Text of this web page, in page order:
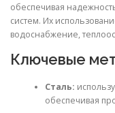
обеспечивая
систем. Их
водоснабжение,
Ключевые
Сталь:
обеспечивая